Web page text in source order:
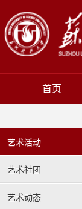
首页
艺术活动
艺术社团
艺术动态